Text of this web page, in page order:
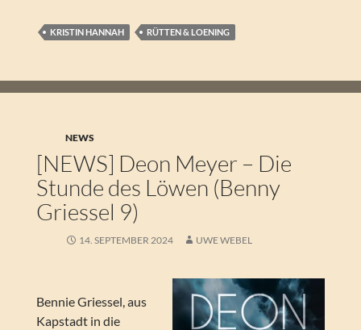
KRISTIN HANNAH RÜTTEN & LOENING
NEWS
[NEWS] Deon Meyer – Die
Stunde des Löwen (Benny
Griessel 9)
14. SEPTEMBER 2024 UWE WEBEL
Bennie Griessel, aus
Kapstadt in die